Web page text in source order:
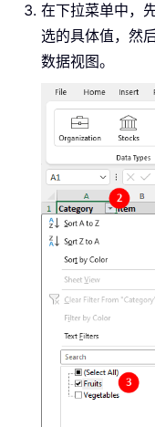
在下拉菜单中，
选的具体值，然
数据视图。